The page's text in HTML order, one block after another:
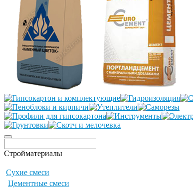
Стройматериалы
Сухие смеси
Цементные смеси